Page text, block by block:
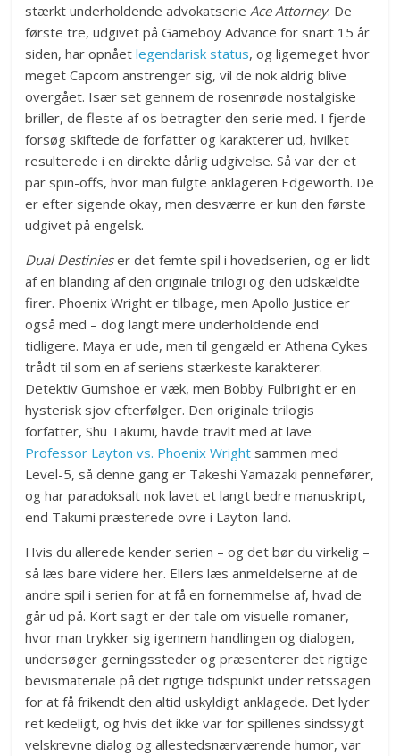
stærkt underholdende advokatserieAce Attorney. De
første tre, udgivet på Gameboy Advance for snart 15 år
siden, har opnåetlegendarisk status, og ligemeget hvor
meget Capcom anstrenger sig, vil de nok aldrig blive
overgået. Især set gennem de rosenrøde nostalgiske
briller, de fleste af os betragter den serie med. I fjerde
forsøg skiftede de forfatter og karakterer ud, hvilket
resulterede i en direkte dårlig udgivelse. Så var der et
par spin-offs, hvor man fulgte anklageren Edgeworth. De
er efter sigende okay, men desværre er kun den første
udgivet på engelsk.
Dual Destinieser det femte spil i hovedserien, og er lidt
af en blanding af den originale trilogi og den udskældte
firer. Phoenix Wright er tilbage, men Apollo Justice er
også med – dog langt mere underholdende end
tidligere. Maya er ude, men til gengæld er Athena Cykes
trådt til som en af seriens stærkeste karakterer.
Detektiv Gumshoe er væk, men Bobby Fulbright er en
hysterisk sjov efterfølger. Den originale trilogis
forfatter, Shu Takumi, havde travlt med at lave
Professor Layton vs. Phoenix Wright sammen med
Level-5, så denne gang er Takeshi Yamazaki pennefører,
og har paradoksalt nok lavet et langt bedre manuskript,
end Takumi præsterede ovre i Layton-land.
Hvis du allerede kender serien – og det bør du virkelig –
så læs bare videre her. Ellers læs anmeldelserne af de
andre spil i serien for at få en fornemmelse af, hvad de
går ud på. Kort sagt er der tale om visuelle romaner,
hvor man trykker sig igennem handlingen og dialogen,
undersøger gerningssteder og præsenterer det rigtige
bevismateriale på det rigtige tidspunkt under retssagen
for at få frikendt den altid uskyldigt anklagede. Det lyder
ret kedeligt, og hvis det ikke var for spillenes sindssygt
velskrevne dialog og allestedsnærværende humor, var